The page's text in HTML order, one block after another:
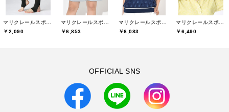
マリクレールスポール(marie claire sport)
￥2,090
マリクレールスポール(marie claire sport)
￥6,853
マリクレールスポール(marie claire sport)
￥6,083
マリクレールスポール(marie claire sport)
￥6,490
OFFICIAL SNS